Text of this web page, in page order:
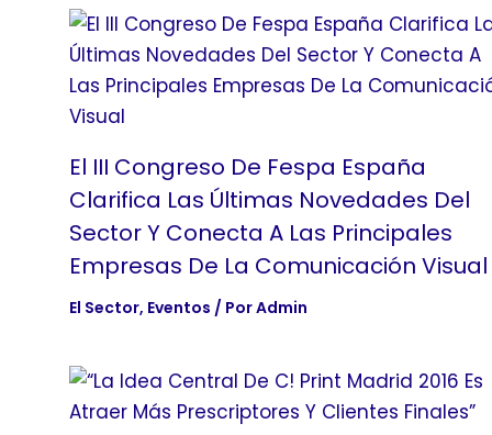
El III Congreso De Fespa España
Clarifica Las Últimas Novedades Del
Sector Y Conecta A Las Principales
Empresas De La Comunicación Visual
El Sector, Eventos / PorAdmin